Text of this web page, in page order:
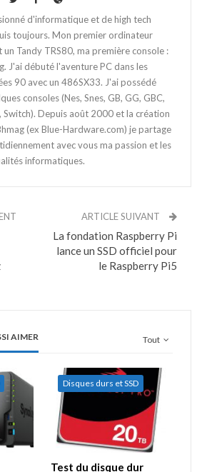
d'informatique et de high tech
toujours. Mon premier ordinateur
un Tandy TRS80, ma première console :
J'ai débuté l'aventure PC dans les
90 avec un 486SX33. J'ai possédé
consoles (Nes, Snes, GB, GG, GBC,
Switch). Depuis août 2000 et la création
(ex Blue-Hardware.com) je partage
avec vous ma passion et les
informatiques.
ARTICLE SUIVANT
La fondation Raspberry Pi
lance un SSD officiel pour
le Raspberry Pi5
Tout
AIMER
Disques durs et SSD
Test du disque dur